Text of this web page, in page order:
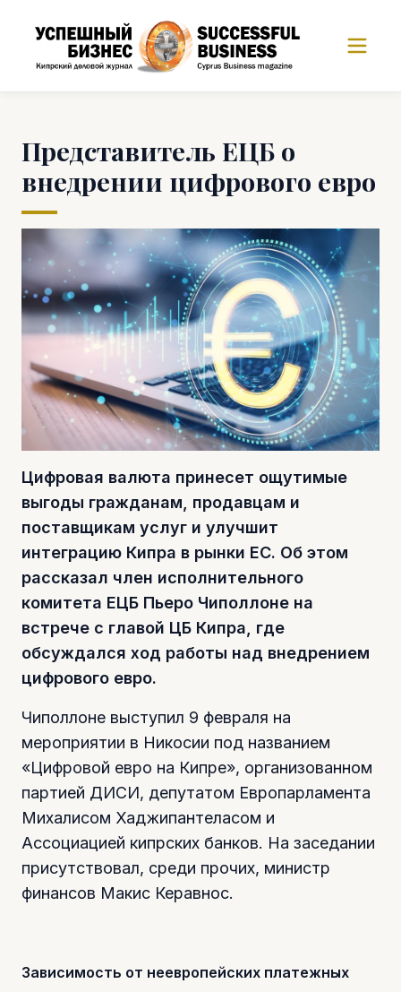
Представитель ЕЦБ о
внедрении цифрового евро
Цифровая валюта принесет ощутимые
выгоды гражданам, продавцам и
поставщикам услуг и улучшит
интеграцию Кипра в рынки ЕС. Об этом
рассказал член исполнительного
комитета ЕЦБ Пьеро Чиполлоне на
встрече с главой ЦБ Кипра, где
обсуждался ход работы над внедрением
цифрового евро.
Чиполлоне выступил 9 февраля на
мероприятии в Никосии под названием
«Цифровой евро на Кипре», организованном
партией ДИСИ, депутатом Европарламента
Михалисом Хаджипантеласом и
Ассоциацией кипрских банков. На заседании
присутствовал, среди прочих, министр
финансов Макис Керавнос.
Зависимость от неевропейских платежных